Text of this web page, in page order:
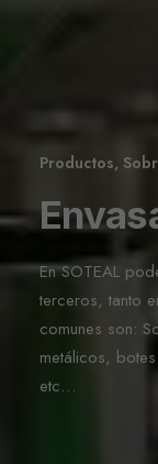
Productos,
En SOTEAL
terceros, tanto
comunes son:
metálicos,
etc…